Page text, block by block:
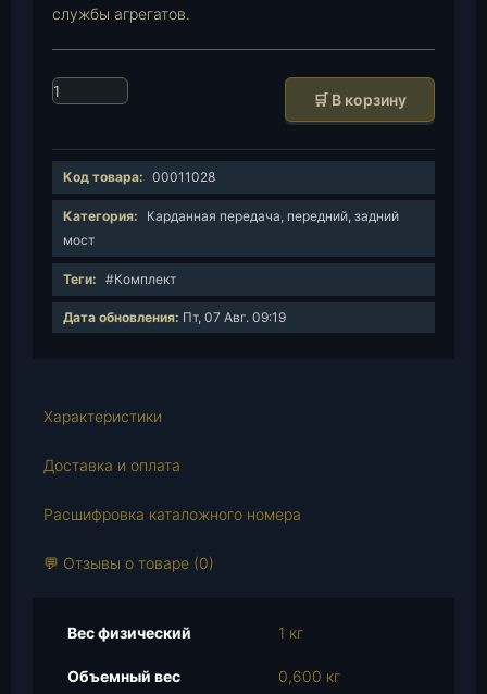
службы агрегатов.
К
и
ч
т
а
а
о
п
🛒 В корзину
Код товара: 00011028
Категория:
Карданная передача, передний, задний
мост
Теги: #Комплект
Дата обновления: Пт, 07 Авг. 09:19
Характеристики
Доставка и оплата
Расшифровка каталожного номера
💬 Отзывы о товаре (0)
Вес физический 1 кг
Объемный вес 0,600 кг